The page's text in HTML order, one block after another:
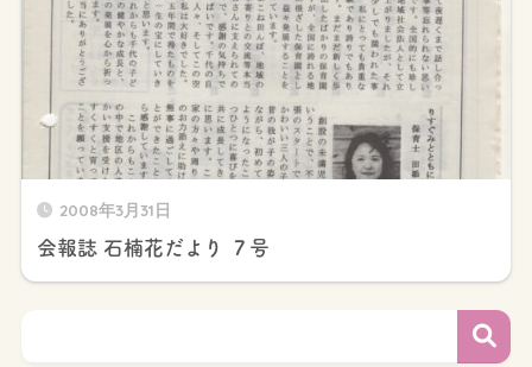
2008年3月31日
会報誌 石楠花だより ７号